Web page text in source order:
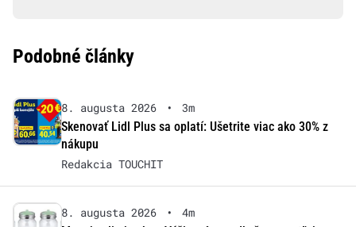
Podobné články
8. augusta 2026 •
3m
Skenovať Lidl Plus sa oplatí: Ušetrite viac ako 30% z
nákupu
Redakcia TOUCHIT
8. augusta 2026 •
4m